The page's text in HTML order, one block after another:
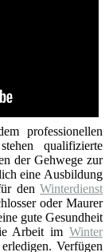
professionellen
qualifizierte
der Gehwege zur
eine Ausbildung
den Winterdienst
oder Maurer
gute Gesundheit
Arbeit im Winter
Verfügen